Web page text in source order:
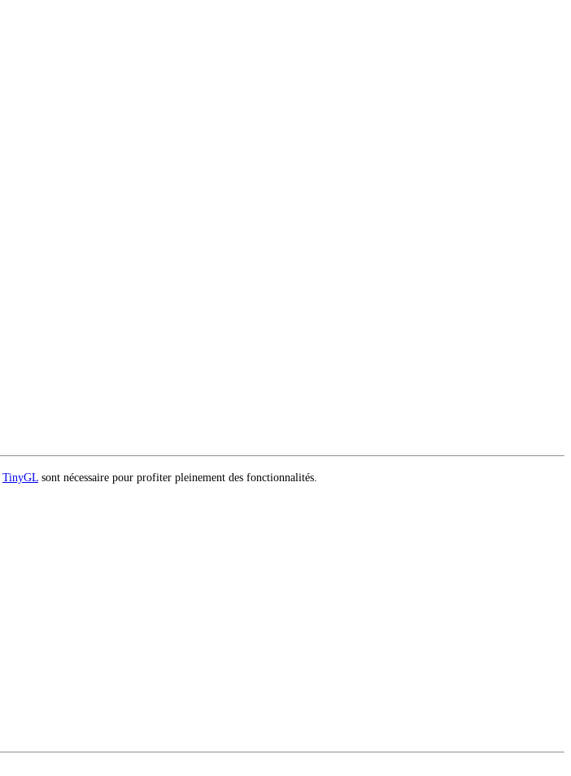
TinyGL sont nécessaire pour profiter pleinement des fonctionnalités.